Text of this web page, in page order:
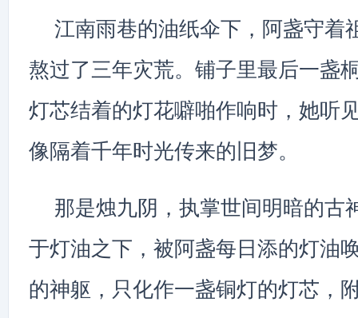
江南雨巷的油纸伞下，阿盏守着
熬过了三年灾荒。铺子里最后一盏
灯芯结着的灯花噼啪作响时，她听
像隔着千年时光传来的旧梦。
那是烛九阴，执掌世间明暗的古
于灯油之下，被阿盏每日添的灯油
的神躯，只化作一盏铜灯的灯芯，